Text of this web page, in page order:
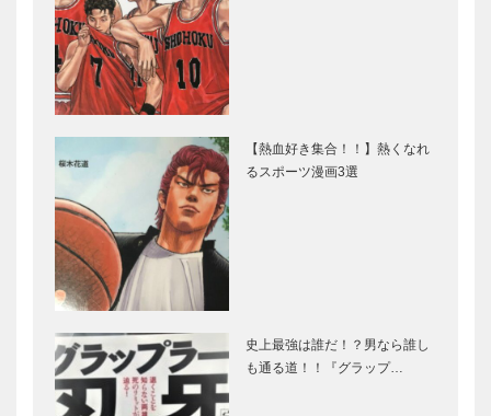
【熱血好き集合！！】熱くなれ
るスポーツ漫画3選
史上最強は誰だ！？男なら誰し
も通る道！！『グラップ…